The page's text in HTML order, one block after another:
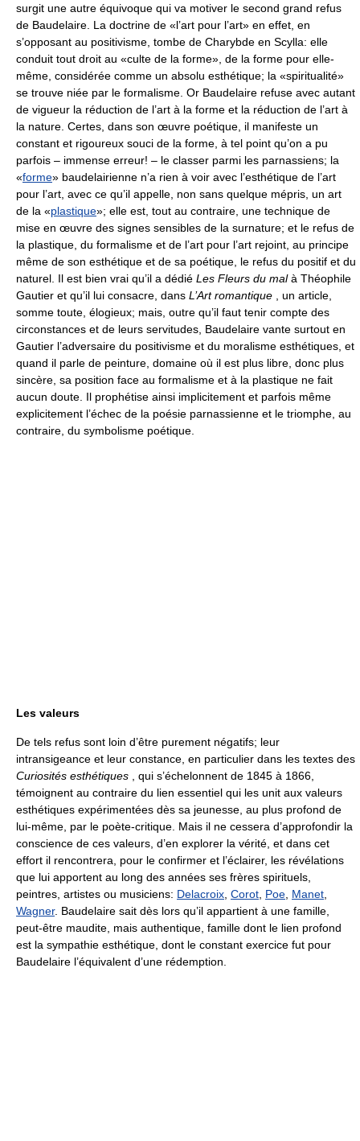
surgit une autre équivoque qui va motiver le second grand refus
de Baudelaire. La doctrine de «l’art pour l’art» en effet, en
s’opposant au positivisme, tombe de Charybde en Scylla: elle
conduit tout droit au «culte de la forme», de la forme pour elle-
même, considérée comme un absolu esthétique; la «spiritualité»
se trouve niée par le formalisme. Or Baudelaire refuse avec autant
de vigueur la réduction de l’art à la forme et la réduction de l’art à
la nature. Certes, dans son œuvre poétique, il manifeste un
constant et rigoureux souci de la forme, à tel point qu’on a pu
parfois – immense erreur! – le classer parmi les parnassiens; la
«forme» baudelairienne n’a rien à voir avec l’esthétique de l’art
pour l’art, avec ce qu’il appelle, non sans quelque mépris, un art
de la «plastique»; elle est, tout au contraire, une technique de
mise en œuvre des signes sensibles de la surnature; et le refus de
la plastique, du formalisme et de l’art pour l’art rejoint, au principe
même de son esthétique et de sa poétique, le refus du positif et du
naturel. Il est bien vrai qu’il a dédié Les Fleurs du malà Théophile
Gautier et qu’il lui consacre, dans L’Art romantique , un article,
somme toute, élogieux; mais, outre qu’il faut tenir compte des
circonstances et de leurs servitudes, Baudelaire vante surtout en
Gautier l’adversaire du positivisme et du moralisme esthétiques, et
quand il parle de peinture, domaine où il est plus libre, donc plus
sincère, sa position face au formalisme et à la plastique ne fait
aucun doute. Il prophétise ainsi implicitement et parfois même
explicitement l’échec de la poésie parnassienne et le triomphe, au
contraire, du symbolisme poétique.
Les valeurs
De tels refus sont loin d’être purement négatifs; leur
intransigeance et leur constance, en particulier dans les textes des
Curiosités esthétiques , qui s’échelonnent de 1845 à 1866,
témoignent au contraire du lien essentiel qui les unit aux valeurs
esthétiques expérimentées dès sa jeunesse, au plus profond de
lui-même, par le poète-critique. Mais il ne cessera d’approfondir la
conscience de ces valeurs, d’en explorer la vérité, et dans cet
effort il rencontrera, pour le confirmer et l’éclairer, les révélations
que lui apportent au long des années ses frères spirituels,
peintres, artistes ou musiciens: Delacroix, Corot, Poe, Manet,
Wagner. Baudelaire sait dès lors qu’il appartient à une famille,
peut-être maudite, mais authentique, famille dont le lien profond
est la sympathie esthétique, dont le constant exercice fut pour
Baudelaire l’équivalent d’une rédemption.